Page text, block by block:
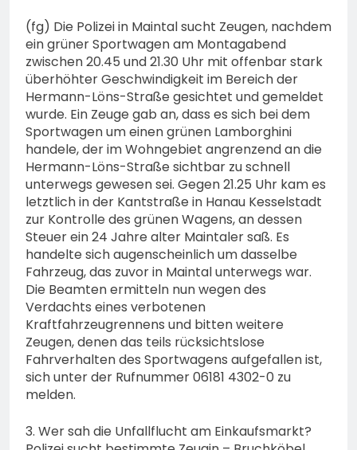
(fg) Die Polizei in Maintal sucht Zeugen, nachdem
ein grüner Sportwagen am Montagabend
zwischen 20.45 und 21.30 Uhr mit offenbar stark
überhöhter Geschwindigkeit im Bereich der
Hermann-Löns-Straße gesichtet und gemeldet
wurde. Ein Zeuge gab an, dass es sich bei dem
Sportwagen um einen grünen Lamborghini
handele, der im Wohngebiet angrenzend an die
Hermann-Löns-Straße sichtbar zu schnell
unterwegs gewesen sei. Gegen 21.25 Uhr kam es
letztlich in der Kantstraße in Hanau Kesselstadt
zur Kontrolle des grünen Wagens, an dessen
Steuer ein 24 Jahre alter Maintaler saß. Es
handelte sich augenscheinlich um dasselbe
Fahrzeug, das zuvor in Maintal unterwegs war.
Die Beamten ermitteln nun wegen des
Verdachts eines verbotenen
Kraftfahrzeugrennens und bitten weitere
Zeugen, denen das teils rücksichtslose
Fahrverhalten des Sportwagens aufgefallen ist,
sich unter der Rufnummer 06181 4302-0 zu
melden.
3. Wer sah die Unfallflucht am Einkaufsmarkt?